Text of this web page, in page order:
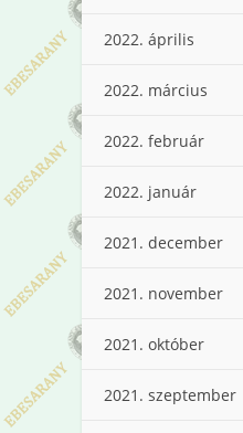
2022. április
2022. március
2022. február
2022. január
2021. december
2021. november
2021. október
2021. szeptember